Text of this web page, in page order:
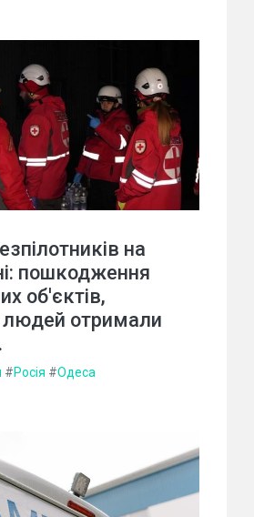
на
пошкодження
об'єктів,
отримали
#Росія #Одеса